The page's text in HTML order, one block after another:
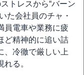
トレスから“バーン
た会社員のチャ・
員電車や業務に疲
ど精神的に追い詰
、冷徹で厳しい上
る。